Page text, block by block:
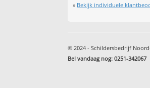
» Bekijk individuele
© 2024 - Schildersbedrijf
Bel vandaag nog: 0251-342067